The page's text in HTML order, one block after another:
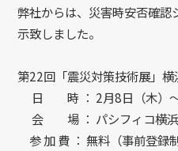
弊社からは、災害時安否確
示致しました。
第22回「震災対策技術展」横
日 時 ： 2月8日（木）～
会 場 ： パシフィコ横
参 加 費 ： 無料（事前登録